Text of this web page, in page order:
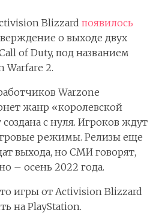
Blizzard появилось
о выходе двух
of Duty, под названием
Warfare 2.
Warzone
жанр «королевской
с нуля. Игроков ждут
режимы. Релизы еще
выхода, но СМИ говорят,
– осень 2022 года.
игры от Activision Blizzard
на PlayStation.